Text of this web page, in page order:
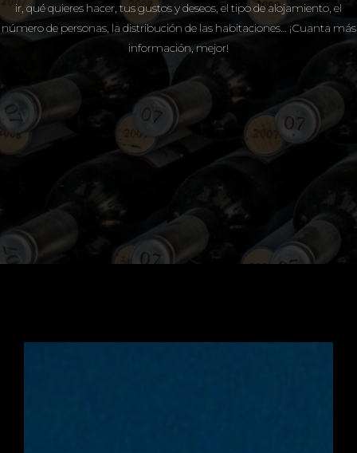
ir, qué quieres hacer, tus gustos y deseos, el tipo de alojamiento, el
número de personas, la distribución de las habitaciones… ¡Cuanta más
información, mejor!